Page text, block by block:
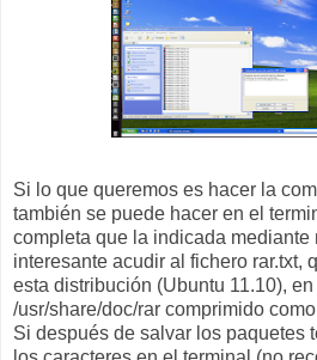
Si lo que queremos es hacer la
también se puede hacer en el
completa que la indicada mediante
interesante acudir al fichero rar.txt,
esta distribución (Ubuntu 11.10),
/usr/share/doc/rar comprimido como
Si después de salvar los paquetes